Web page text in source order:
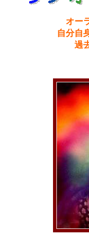
オー
自分自
過